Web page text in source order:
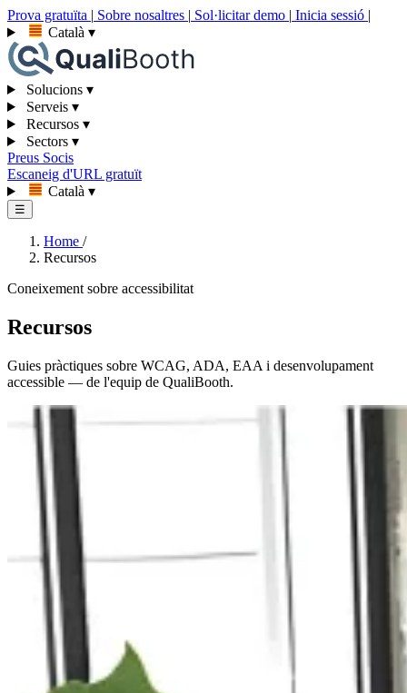
Prova gratuïta | Sobre nosaltres | Sol·licitar demo | Inicia sessió |
Català ▾
Solucions ▾
Serveis ▾
Recursos ▾
Sectors ▾
Preus Socis
Escaneig d'URL gratuït
Català ▾
☰
Home /
Recursos
Coneixement sobre accessibilitat
Recursos
Guies pràctiques sobre WCAG, ADA, EAA i desenvolupament
accessible — de l'equip de QualiBooth.